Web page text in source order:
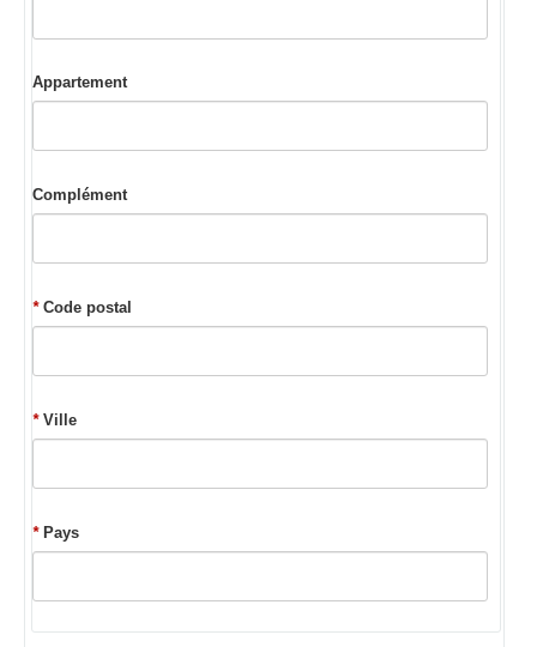
Appartement
Complément
*Code postal
*Ville
*Pays